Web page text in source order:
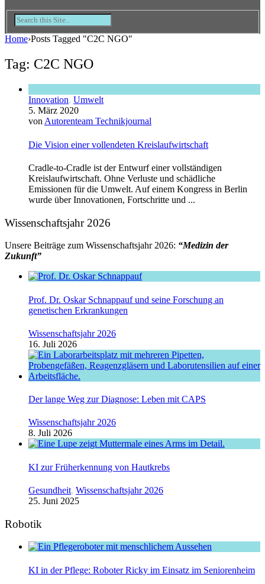
Home›Posts Tagged "C2C NGO"
Tag: C2C NGO
Innovation, Umwelt
5. März 2020
von Autorenteam Technikjournal
Die Vision einer vollendeten Kreislaufwirtschaft
Cradle-to-Cradle ist der Entwurf einer vollständigen
Kreislaufwirtschaft. Ohne Verluste und schädliche
Emissionen für die Umwelt. Auf einem Kongress in Berlin
wurde über Innovationen, Fortschritte und ...
Wissenschaftsjahr 2026
Unsere Beiträge zum Wissenschaftsjahr 2026: “Medizin der
Zukunft”
Prof. Dr. Oskar Schnappauf und seine Forschung an
genetischen Erkrankungen
Wissenschaftsjahr 2026
16. Juli 2026
Der lange Weg zur Diagnose: Leben mit CAPS
Wissenschaftsjahr 2026
8. Juli 2026
KI zur Früherkennung von Hautkrebs
Gesundheit, Wissenschaftsjahr 2026
25. Juni 2025
Robotik
KI in der Pflege: Roboter Ricky im Einsatz im Seniorenheim